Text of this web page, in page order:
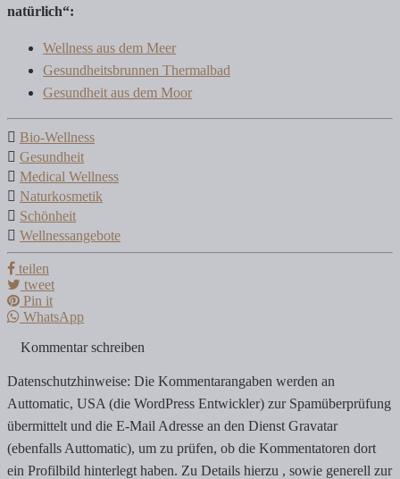
natürlich“:
Wellness aus dem Meer
Gesundheitsbrunnen Thermalbad
Gesundheit aus dem Moor
Bio-Wellness
Gesundheit
Medical Wellness
Naturkosmetik
Schönheit
Wellnessangebote
teilen
tweet
Pin it
WhatsApp
Kommentar schreiben
Datenschutzhinweise: Die Kommentarangaben werden an
Auttomatic, USA (die WordPress Entwickler) zur Spamüberprüfung
übermittelt und die E-Mail Adresse an den Dienst Gravatar
(ebenfalls Auttomatic), um zu prüfen, ob die Kommentatoren dort
ein Profilbild hinterlegt haben. Zu Details hierzu , sowie generell zur